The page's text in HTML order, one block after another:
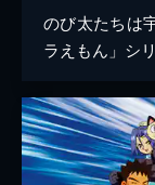
のび太たちは
ラえもん」シ